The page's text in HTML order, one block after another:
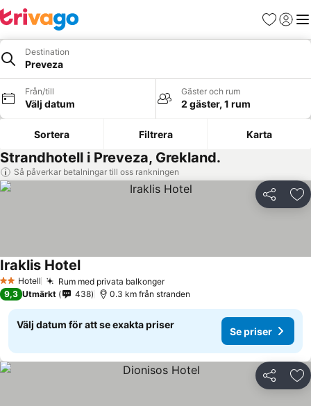
Favoriter
Logga
Destination
Preveza
Från/till
Välj datum
Gäster och rum
2 gäster, 1 rum
Sortera Filtrera Karta
Strandhotell i Preveza, Grekland.
Så påverkar betalningar till oss rankningen
Dela
2 Stjärnor
Hotell Rum med privata balkonger
Iraklis Hotel
9,3 Utmärkt 438 0.3 km från stranden
Välj datum för att se exakta priser
Se priser
Dela